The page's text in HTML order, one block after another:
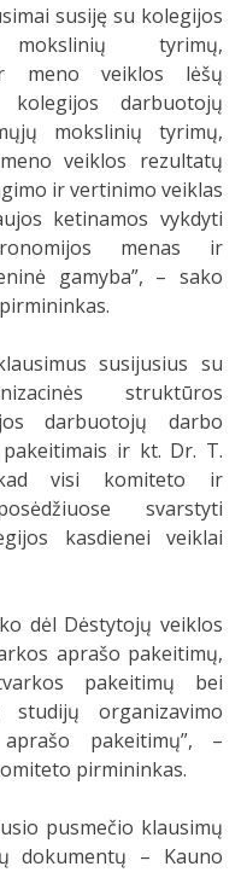
susiję su kolegijos
tyrimų,
meno veiklos lėšų
darbuotojų
mokslinių tyrimų,
veiklos rezultatų
ir vertinimo veiklas
ketinamos vykdyti
menas ir
gamyba”, – sako
susijusius su
struktūros
darbuotojų darbo
ir kt. Dr. T.
kad visi komiteto ir
svarstyti
kasdienei veiklai
dėl Dėstytojų veiklos
aprašo pakeitimų,
pakeitimų bei
organizavimo
pakeitimų”, –
pirmininkas.
pusmečio klausimų
dokumentų – Kauno